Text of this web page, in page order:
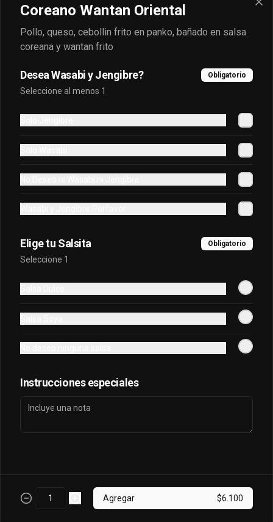
Oriental Tuna Acevichado
Camaron Furai, palta, queso, cebollin
Osaka Oriental
Sake King Oriental
$7.800
Tori Oriental
Coreano Wantan Oriental
Pollo, queso, cebollin frito en panko, bañado en salsa
coreana y wantan frito
Desea Wasabi y Jengibre? Obligatorio
Seleccione al menos 1
Elige tu Salsita Obligatorio
Seleccione 1
Instrucciones especiales
Agregar $6.100